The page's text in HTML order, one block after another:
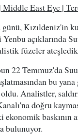
East Eye |
Kızıldeniz'in
açıklarında
füzeler
22 Temmuz'da
bu
Analistler,
doğru
ekonomik baskının
bulunuyor.